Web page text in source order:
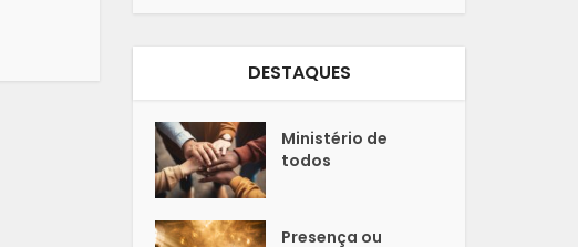
DESTAQUES
Ministério de
todos
Presença ou